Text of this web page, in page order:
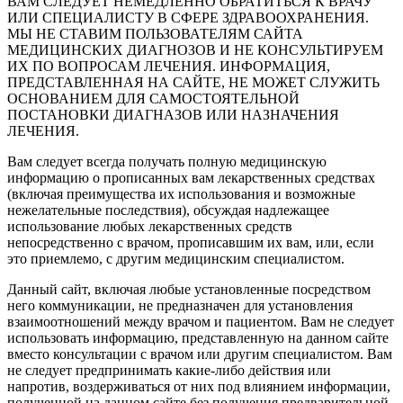
ИЛИ СПЕЦИАЛИСТУ В СФЕРЕ ЗДРАВООХРАНЕНИЯ.
МЫ НЕ СТАВИМ ПОЛЬЗОВАТЕЛЯМ САЙТА
МЕДИЦИНСКИХ ДИАГНОЗОВ И НЕ КОНСУЛЬТИРУЕМ
ИХ ПО ВОПРОСАМ ЛЕЧЕНИЯ. ИНФОРМАЦИЯ,
ПРЕДСТАВЛЕННАЯ НА САЙТЕ, НЕ МОЖЕТ СЛУЖИТЬ
ОСНОВАНИЕМ ДЛЯ САМОСТОЯТЕЛЬНОЙ
ПОСТАНОВКИ ДИАГНАЗОВ ИЛИ НАЗНАЧЕНИЯ
ЛЕЧЕНИЯ.
Вам следует всегда получать полную медицинскую
информацию о прописанных вам лекарственных средствах
(включая преимущества их использования и возможные
нежелательные последствия), обсуждая надлежащее
использование любых лекарственных средств
непосредственно с врачом, прописавшим их вам, или, если
это приемлемо, с другим медицинским специалистом.
Данный сайт, включая любые установленные посредством
него коммуникации, не предназначен для установления
взаимоотношений между врачом и пациентом. Вам не следует
использовать информацию, представленную на данном сайте
вместо консультации с врачом или другим специалистом. Вам
не следует предпринимать какие-либо действия или
напротив, воздерживаться от них под влиянием информации,